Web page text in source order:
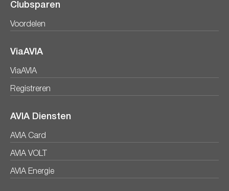
Clubsparen
Voordelen
ViaAVIA
ViaAVIA
Registreren
AVIA Diensten
AVIA Card
AVIA VOLT
AVIA Energie